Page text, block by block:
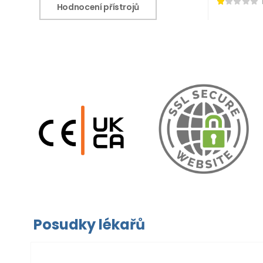
Hodnocení přístrojů
Posudky lékařů